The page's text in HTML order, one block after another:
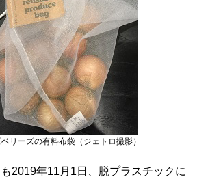
リーズの有料布袋（ジェトロ撮影）
2019年11月1日、脱プラスチックに